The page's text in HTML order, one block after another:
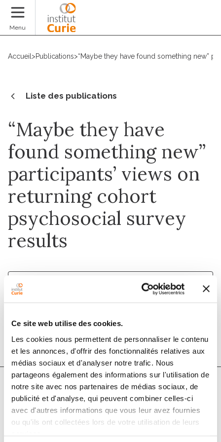
Ce site web utilise des cookies.
Les cookies nous permettent de personnaliser le contenu
et les annonces, d'offrir des fonctionnalités relatives aux
médias sociaux et d'analyser notre trafic. Nous
partageons également des informations sur l'utilisation de
notre site avec nos partenaires de médias sociaux, de
publicité et d'analyse, qui peuvent combiner celles-ci
avec d'autres informations que vous leur avez fournies
ou qu'ils ont collectées lors de votre utilisation de leurs
Menu
Accueil >Publications>“Maybe they have found something new”
Liste des publications
“Maybe they have
found something new”
participants’ views on
returning cohort
psychosocial survey
results
1 déc. 2015
Health Expectations
DOI :10.1111/hex.12211
Auteurs
Eve Bureau, Isabelle Pellegrini, Catherine Noguès,